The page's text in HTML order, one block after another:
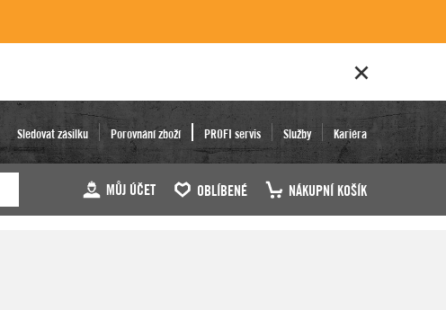
Sledovat zásilku Porovnání zboží PROFI servis Služby Kariéra
MŮJ ÚČET OBLÍBENÉ NÁKUPNÍ KOŠÍK